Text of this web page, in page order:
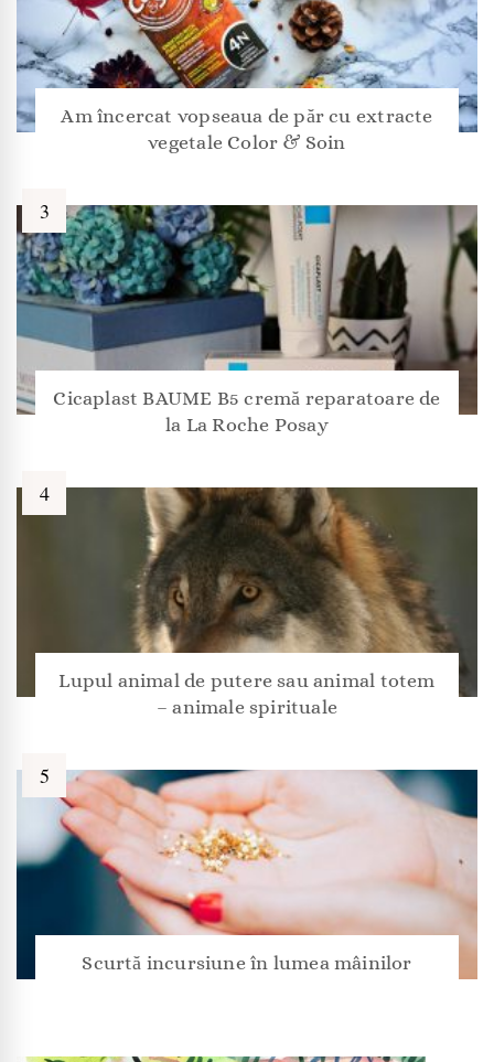
Am încercat vopseaua de păr cu extracte
vegetale Color & Soin
Cicaplast BAUME B5 cremă reparatoare de
la La Roche Posay
Lupul animal de putere sau animal totem
– animale spirituale
Scurtă incursiune în lumea mâinilor